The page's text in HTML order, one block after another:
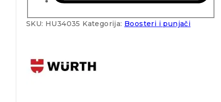
SKU: HU34035 Kategorija: Boosteri i punjači